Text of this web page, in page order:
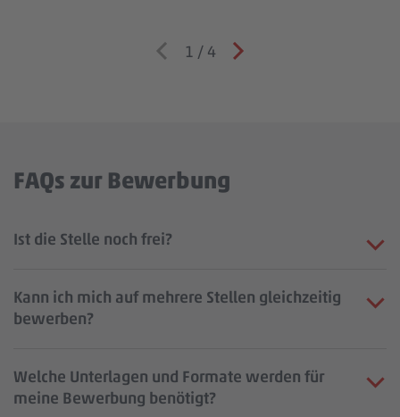
1 / 4
FAQs zur Bewerbung
Ist die Stelle noch frei?
Kann ich mich auf mehrere Stellen gleichzeitig
bewerben?
Welche Unterlagen und Formate werden für
meine Bewerbung benötigt?